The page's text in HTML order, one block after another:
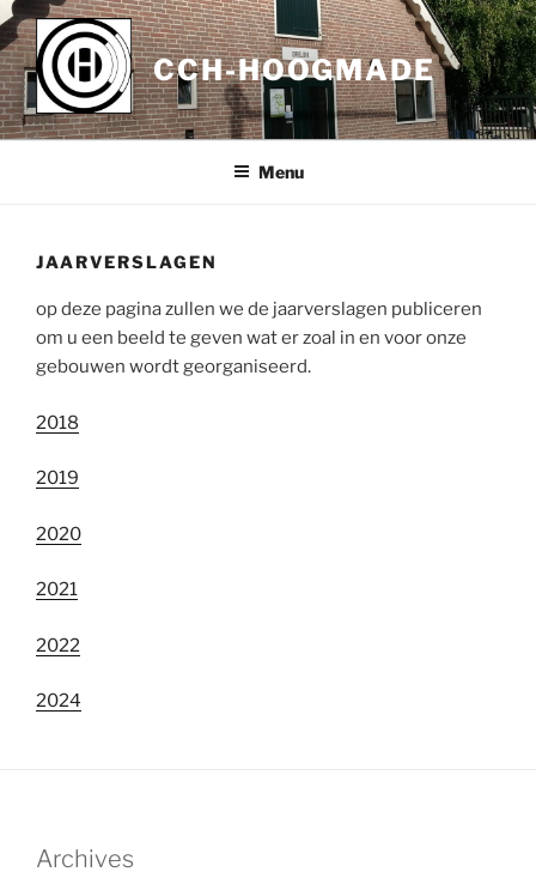
Ga
naar
de
inhoud
CCH-HOOGMADE
Menu
JAARVERSLAGEN
op deze pagina zullen we de jaarverslagen publiceren
om u een beeld te geven wat er zoal in en voor onze
gebouwen wordt georganiseerd.
2018
2019
2020
2021
2022
2024
Archives